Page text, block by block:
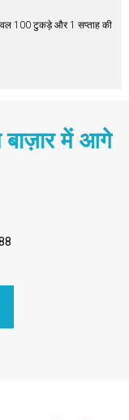
100 टुकड़े और 1 सप्ताह की
में आगे